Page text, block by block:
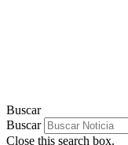
Buscar
Buscar
Close this search box.